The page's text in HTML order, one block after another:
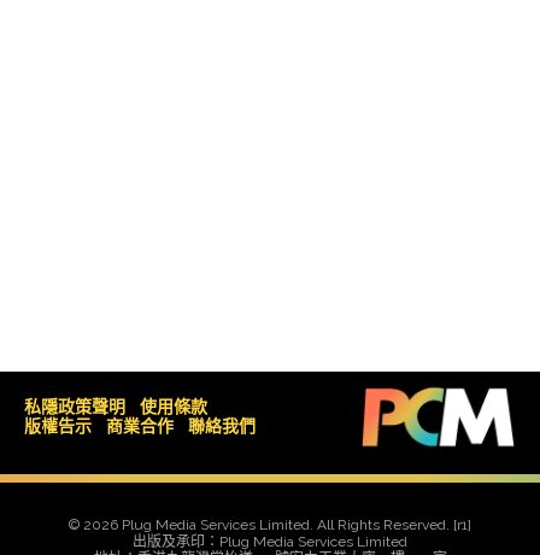
私隱政策聲明
使用條款
版權告示
商業合作 聯絡我們
© 2026 Plug Media Services Limited. All Rights Reserved. [r1]
出版及承印：Plug Media Services Limited